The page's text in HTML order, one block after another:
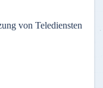
von Telediensten